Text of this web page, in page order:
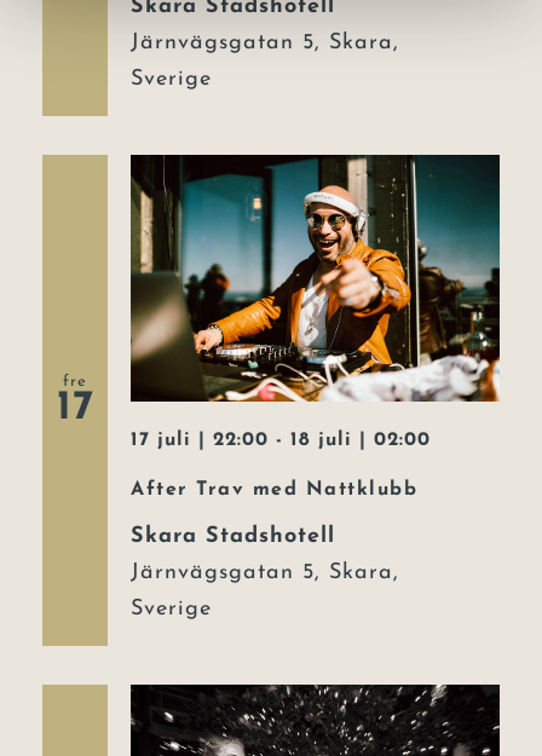
Skara Stadshotell
Järnvägsgatan 5, Skara,
Sverige
fre
17
After Trav med Nattklubb
17 juli | 22:00 - 18 juli | 02:00
Skara Stadshotell
Järnvägsgatan 5, Skara,
Sverige